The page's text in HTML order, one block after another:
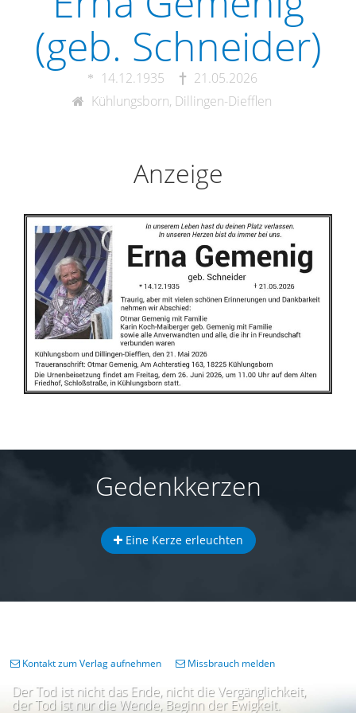
(geb. Schneider)
14.12.1935
21.05.2026
Kühlungsborn, Dillingen-Diefflen
Anzeige
Gedenkkerzen
Eine Kerze erleuchten
Der Tod ist nicht das Ende, nicht die Vergänglichkeit,
der Tod ist nur die Wende, Beginn der Ewigkeit.
Kontakt zum Verlag aufnehmen Missbrauch melden